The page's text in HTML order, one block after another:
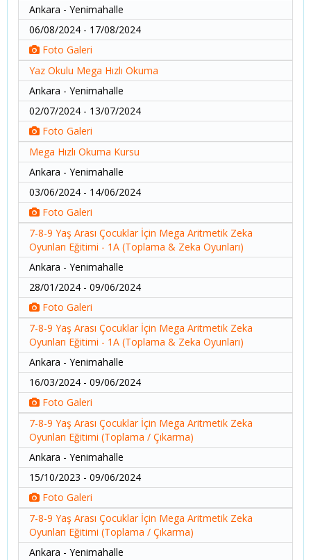
Ankara - Yenimahalle
06/08/2024 - 17/08/2024
Foto Galeri
Yaz Okulu Mega Hızlı Okuma
Ankara - Yenimahalle
02/07/2024 - 13/07/2024
Foto Galeri
Mega Hızlı Okuma Kursu
Ankara - Yenimahalle
03/06/2024 - 14/06/2024
Foto Galeri
7-8-9 Yaş Arası Çocuklar İçin Mega Aritmetik Zeka
Oyunları Eğitimi - 1A (Toplama & Zeka Oyunları)
Ankara - Yenimahalle
28/01/2024 - 09/06/2024
Foto Galeri
7-8-9 Yaş Arası Çocuklar İçin Mega Aritmetik Zeka
Oyunları Eğitimi - 1A (Toplama & Zeka Oyunları)
Ankara - Yenimahalle
16/03/2024 - 09/06/2024
Foto Galeri
7-8-9 Yaş Arası Çocuklar İçin Mega Aritmetik Zeka
Oyunları Eğitimi (Toplama / Çıkarma)
Ankara - Yenimahalle
15/10/2023 - 09/06/2024
Foto Galeri
7-8-9 Yaş Arası Çocuklar İçin Mega Aritmetik Zeka
Oyunları Eğitimi (Toplama / Çıkarma)
Ankara - Yenimahalle